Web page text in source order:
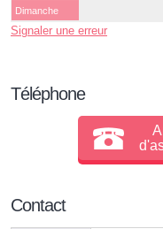
Dimanche
Signaler une erreur
Téléphone
Contact